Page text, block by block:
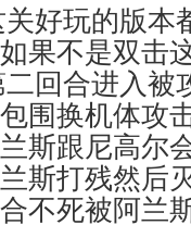
好玩的版本
果不是双击
回合进入被
围换机体攻
斯跟尼高尔
斯打残然后
不死被阿兰